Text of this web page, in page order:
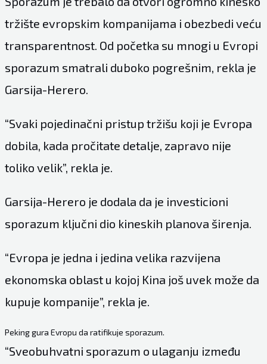
tržište evropskim kompanijama i obezbedi veću
transparentnost. Od početka su mnogi u Evropi
sporazum smatrali duboko pogrešnim, rekla je
Garsija-Herero.
“Svaki pojedinačni pristup tržišu koji je Evropa
dobila, kada pročitate detalje, zapravo nije
toliko velik”, rekla je.
Garsija-Herero je dodala da je investicioni
sporazum ključni dio kineskih planova širenja.
“Evropa je jedna i jedina velika razvijena
ekonomska oblast u kojoj Kina još uvek može da
kupuje kompanije”, rekla je.
Peking gura Evropu da ratifikuje sporazum.
“Sveobuhvatni sporazum o ulaganju između